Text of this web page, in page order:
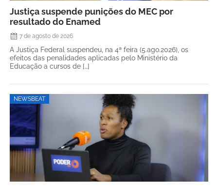
Justiça suspende punições do MEC por
resultado do Enamed
7 de agosto de 2026
A Justiça Federal suspendeu, na 4ª feira (5.ago.2026), os
efeitos das penalidades aplicadas pelo Ministério da
Educação a cursos de […]
NEWSBEAT